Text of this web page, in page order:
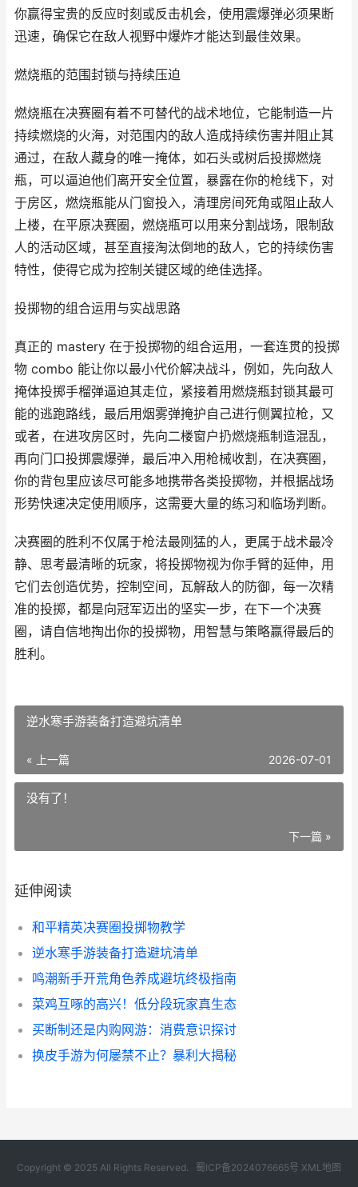
你赢得宝贵的反应时刻或反击机会，使用震爆弹必须果断
迅速，确保它在敌人视野中爆炸才能达到最佳效果。
燃烧瓶的范围封锁与持续压迫
燃烧瓶在决赛圈有着不可替代的战术地位，它能制造一片
持续燃烧的火海，对范围内的敌人造成持续伤害并阻止其
通过，在敌人藏身的唯一掩体，如石头或树后投掷燃烧
瓶，可以逼迫他们离开安全位置，暴露在你的枪线下，对
于房区，燃烧瓶能从门窗投入，清理房间死角或阻止敌人
上楼，在平原决赛圈，燃烧瓶可以用来分割战场，限制敌
人的活动区域，甚至直接淘汰倒地的敌人，它的持续伤害
特性，使得它成为控制关键区域的绝佳选择。
投掷物的组合运用与实战思路
真正的 mastery 在于投掷物的组合运用，一套连贯的投掷
物 combo 能让你以最小代价解决战斗，例如，先向敌人
掩体投掷手榴弹逼迫其走位，紧接着用燃烧瓶封锁其最可
能的逃跑路线，最后用烟雾弹掩护自己进行侧翼拉枪，又
或者，在进攻房区时，先向二楼窗户扔燃烧瓶制造混乱，
再向门口投掷震爆弹，最后冲入用枪械收割，在决赛圈，
你的背包里应该尽可能多地携带各类投掷物，并根据战场
形势快速决定使用顺序，这需要大量的练习和临场判断。
决赛圈的胜利不仅属于枪法最刚猛的人，更属于战术最冷
静、思考最清晰的玩家，将投掷物视为你手臂的延伸，用
它们去创造优势，控制空间，瓦解敌人的防御，每一次精
准的投掷，都是向冠军迈出的坚实一步，在下一个决赛
圈，请自信地掏出你的投掷物，用智慧与策略赢得最后的
胜利。
逆水寒手游装备打造避坑清单
« 上一篇 2026-07-01
没有了！
下一篇 »
延伸阅读
和平精英决赛圈投掷物教学
逆水寒手游装备打造避坑清单
鸣潮新手开荒角色养成避坑终极指南
菜鸡互啄的高兴！低分段玩家真生态
买断制还是内购网游：消费意识探讨
换皮手游为何屡禁不止？暴利大揭秘
Copyright © 2025 All Rights Reserved. 蜀ICP备2024076665号 XML地图